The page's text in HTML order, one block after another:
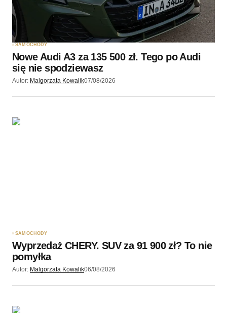
SAMOCHODY
Nowe Audi A3 za 135 500 zł. Tego po Audi
się nie spodziewasz
Autor: Malgorzata Kowalik07/08/2026
SAMOCHODY
Wyprzedaż CHERY. SUV za 91 900 zł? To nie
pomyłka
Autor: Malgorzata Kowalik06/08/2026